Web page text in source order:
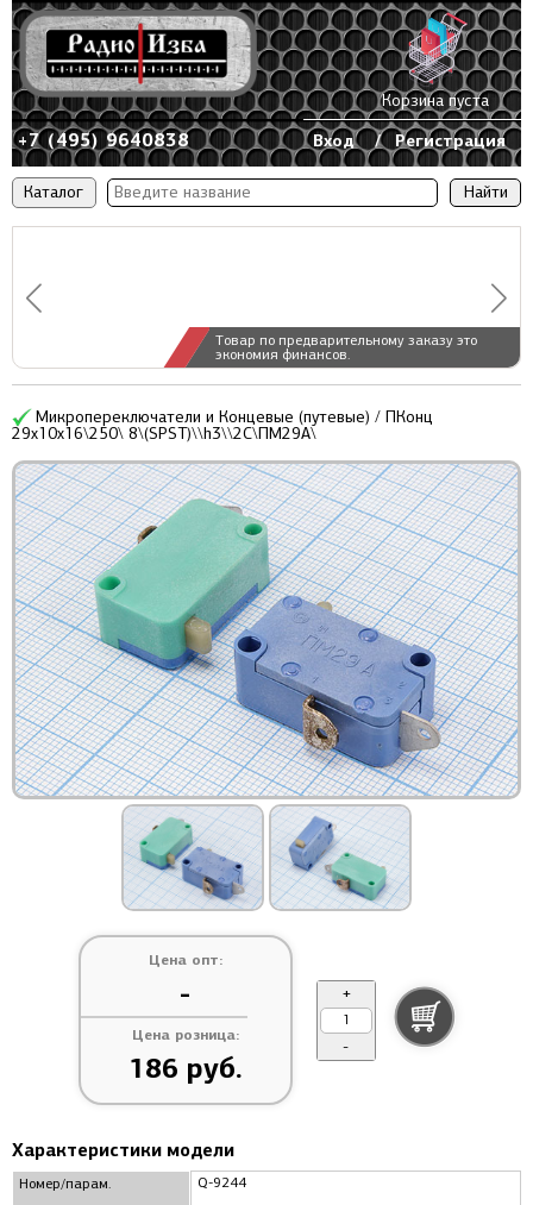
Каталог
Товар по предварительному заказу это
экономия финансов.
+7 (495) 9640838 Вход / Регистрация
Корзина пуста
Микропереключатели и Концевые (путевые) / ПКонц
29x10x16\250\ 8\(SPST)\\h3\\2C\ПМ29А\
Цена опт:
-
Цена розница:
186 руб.
+
-
Характеристики модели
Номер/парам. Q-9244